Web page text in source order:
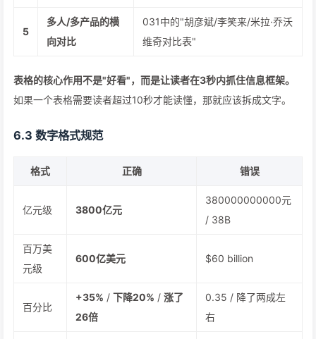
5
多人/多产品的横
向对比
031中的"胡彦斌/李笑来/米拉·乔沃
维奇对比表"
表格的核心作用不是"好看"，而是让读者在3秒内抓住信息框架。
如果一个表格需要读者超过10秒才能读懂，那就应该拆成文字。
6.3 数字格式规范
格式 正确 错误
亿元级 3800亿元
380000000000元
/ 38B
百万美
元级
600亿美元 $60 billion
百分比
+35% / 下降20% / 涨了
26倍
0.35 / 降了两成左
右